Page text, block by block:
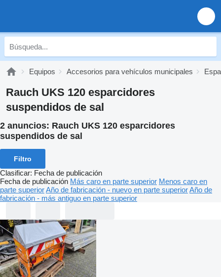
Equipos Accesorios para vehículos municipales
Rauch UKS 120 esparcidores
suspendidos de sal
2 anuncios: Rauch UKS 120 esparcidores
suspendidos de sal
Filtro
Clasificar: Fecha de publicación
Fecha de publicación Más caro en parte superior Menos caro en
parte superiorAño de fabricación - nuevo en parte superiorAño de
fabricación - más antiguo en parte superior